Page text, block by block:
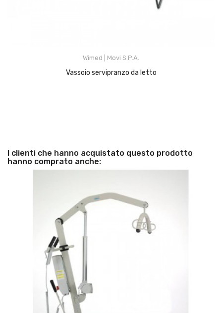
Wimed | Movi S.p.A.
Vassoio servipranzo da letto
I clienti che hanno acquistato questo prodotto
hanno comprato anche: